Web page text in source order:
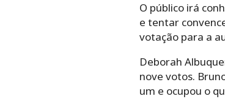
O público irá
e tentar
votação para a
Deborah
nove votos.
um e ocupou o